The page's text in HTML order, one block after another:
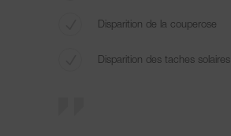
Disparition de la couperose
Disparition des taches solaires